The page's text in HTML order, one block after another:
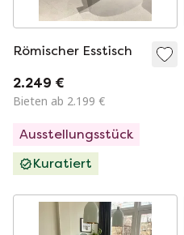
Römischer Esstisch
2.249 €
Bieten ab 2.199 €
Ausstellungsstück
Kuratiert